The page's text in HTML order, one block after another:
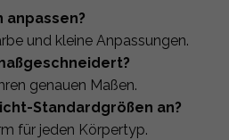
anpassen?
und kleine Anpassungen.
genauen Maßen.
Standardgrößen an?
für jeden Körpertyp.